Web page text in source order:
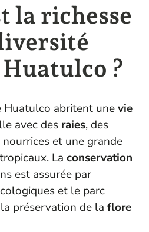
la richesse
?
Huatulco abritent unevie
avec des raies, des
nourrices et une grande
tropicaux. La conservation
est assurée par
et le parc
préservation de la flore